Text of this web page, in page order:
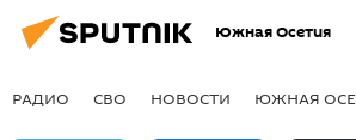
Южная Осетия
РАДИО СВО НОВОСТИ ЮЖНАЯ